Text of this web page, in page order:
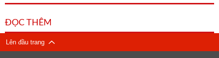
ĐỌC THÊM
Lên đầu trang